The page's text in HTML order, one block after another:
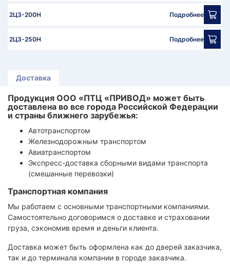
2Ц3-200Н Подробнее
2Ц3-250Н Подробнее
Доставка
Продукция ООО «ПТЦ «ПРИВОД» может быть
доставлена во все города Российской Федерации
и страны ближнего зарубежья:
Автотранспортом
Железнодорожным транспортом
Авиатранспортом
Экспресс-доставка сборными видами транспорта
(смешанные перевозки)
Транспортная компания
Мы работаем с основными транспортными компаниями.
Самостоятельно договоримся о доставке и страховании
груза, сэкономив время и деньги клиента.
Доставка может быть оформлена как до дверей заказчика,
так и до терминала компании в городе заказчика.